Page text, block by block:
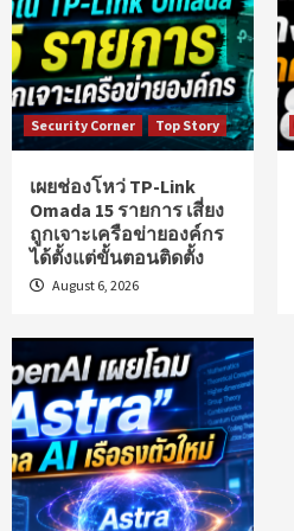
Security Corner Top Story
เผยช่องโหว่ TP-Link
Omada 15 รายการ เสี่ยง
ถูกเจาะเครือข่ายองค์กร
ได้ตั้งแต่ขั้นตอนติดตั้ง
August 6, 2026